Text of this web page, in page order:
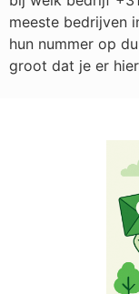
meeste bedrijven
hun nummer op
groot dat je er